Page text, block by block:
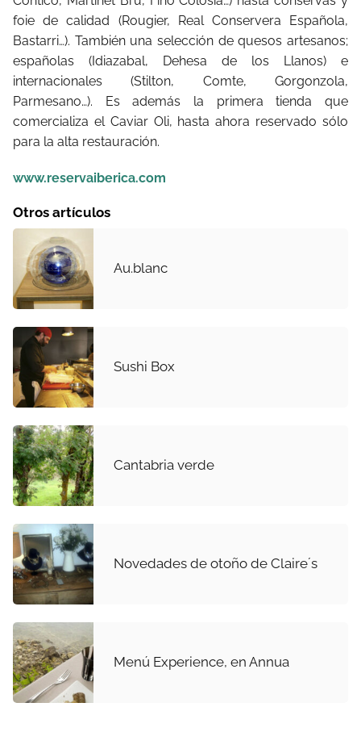
foie de calidad (Rougier, Real Conservera Española,
Bastarri…). También una selección de quesos artesanos;
españolas (Idiazabal, Dehesa de los Llanos) e
internacionales (Stilton, Comte, Gorgonzola,
Parmesano…). Es además la primera tienda que
comercializa el Caviar Oli, hasta ahora reservado sólo
para la alta restauración.
www.reservaiberica.com
Otros artículos
Au.blanc
Sushi Box
Cantabria verde
Novedades de otoño de Claire´s
Menú Experience, en Annua